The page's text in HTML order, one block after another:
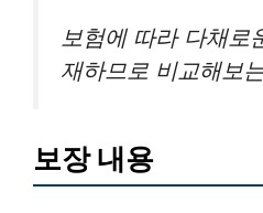
보험에 따라 다채로
재하므로 비교해보
보장 내용